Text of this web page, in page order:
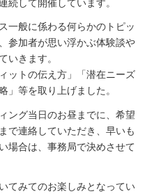
一般に係わる何らかのトピッ
参加者が思い浮かぶ体験談や
いきます。
ットの伝え方」「潜在ニーズ
等を取り上げました。
ング当日のお昼までに、希望
で連絡していただき、早いも
場合は、事務局で決めさせて
てみてのお楽しみとなってい